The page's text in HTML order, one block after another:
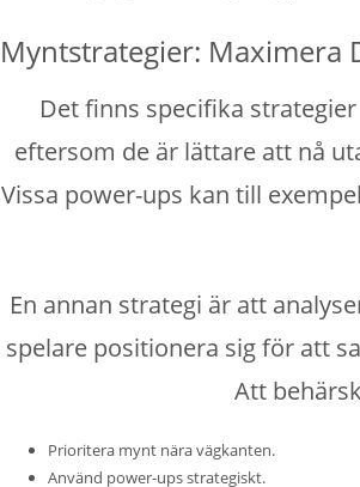
Myntstrategier: Maximera
Det finns specifika
eftersom de är lättare att nå
Vissa power-ups kan till
En annan strategi är att
spelare positionera sig för att
Att
Prioritera mynt nära vägkanten.
Använd power-ups strategiskt.